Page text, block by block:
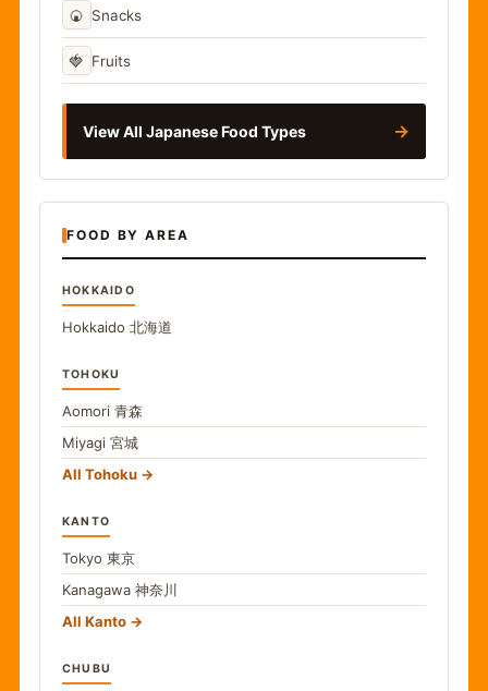
🍘 Snacks
🍓 Fruits
View All Japanese Food Types →
FOOD BY AREA
HOKKAIDO
Hokkaido 北海道
TOHOKU
Aomori 青森
Miyagi 宮城
All Tohoku
KANTO
Tokyo 東京
Kanagawa 神奈川
All Kanto
CHUBU